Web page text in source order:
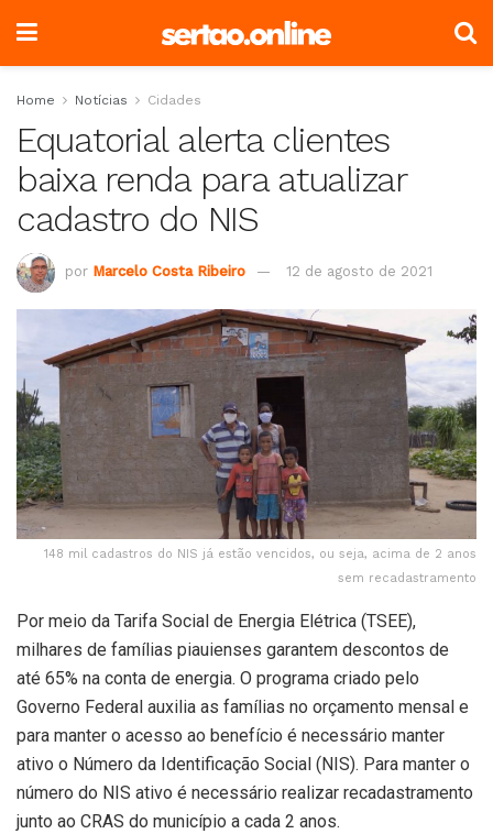
Home Notícias Cidades
Equatorial alerta clientes
baixa renda para atualizar
cadastro do NIS
por Marcelo Costa Ribeiro 12 de agosto de 2021
148 mil cadastros do NIS já estão vencidos, ou seja, acima de 2 anos
sem recadastramento
Por meio da Tarifa Social de Energia Elétrica (TSEE),
milhares de famílias piauienses garantem descontos de
até 65% na conta de energia. O programa criado pelo
Governo Federal auxilia as famílias no orçamento mensal e
para manter o acesso ao benefício é necessário manter
ativo o Número da Identificação Social (NIS). Para manter o
número do NIS ativo é necessário realizar recadastramento
junto ao CRAS do município a cada 2 anos.